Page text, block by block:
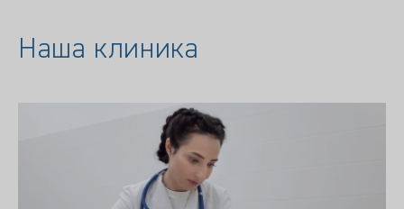
Наша клиника